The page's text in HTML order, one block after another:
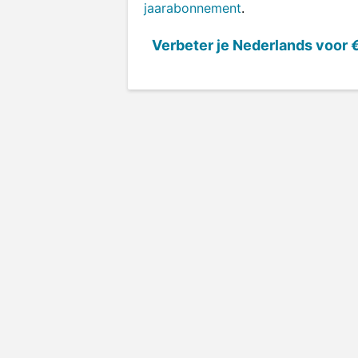
jaarabonnement.
Verbeter je Nederlands voor